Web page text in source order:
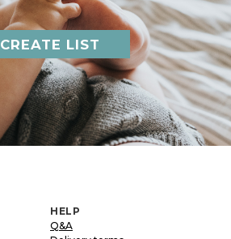
CREATE LIST
HELP
Q&A